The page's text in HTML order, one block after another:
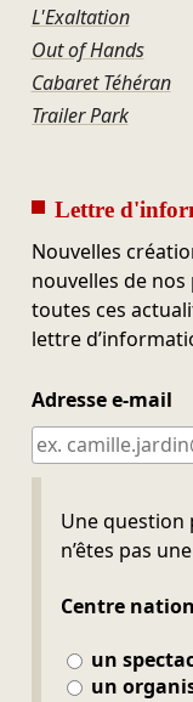
L'Exaltation
Out of Hands
Cabaret Téhéran
Trailer Park
Lettre
Nouvelles
nouvelles de
toutes ces
lettre
Adresse e-mail
Une question
n’êtes pas
Centre
un
un
Ne pas